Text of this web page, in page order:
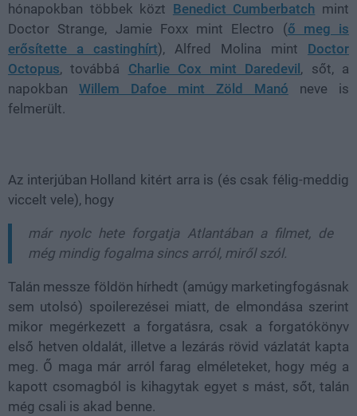
hónapokban többek közt Benedict Cumberbatch mint
Doctor Strange, Jamie Foxx mint Electro (ő meg is
erősítette a castinghírt), Alfred Molina mint Doctor
Octopus, továbbá Charlie Cox mint Daredevil , sőt, a
napokban Willem Dafoe mint Zöld Manó neve is
felmerült.
Az interjúban Holland kitért arra is (és csak félig-meddig
viccelt vele), hogy
már nyolc hete forgatja Atlantában a filmet, de
még mindig fogalma sincs arról, miről szól.
Talán messze földön hírhedt (amúgy marketingfogásnak
sem utolsó) spoilerezései miatt, de elmondása szerint
mikor megérkezett a forgatásra, csak a forgatókönyv
első hetven oldalát, illetve a lezárás rövid vázlatát kapta
meg. Ő maga már arról farag elméleteket, hogy még a
kapott csomagból is kihagytak egyet s mást, sőt, talán
még csali is akad benne.